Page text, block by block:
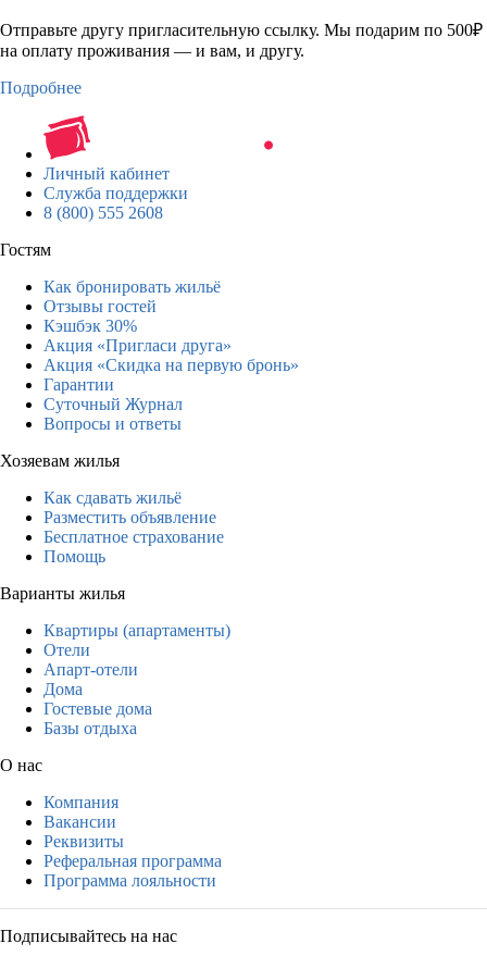
Отправьте другу пригласительную ссылку. Мы подарим по 500₽
на оплату проживания — и вам, и другу.
Подробнее
Личный кабинет
Служба поддержки
8 (800) 555 2608
Гостям
Как бронировать жильё
Отзывы гостей
Кэшбэк 30%
Акция «Пригласи друга»
Акция «Скидка на первую бронь»
Гарантии
Суточный Журнал
Вопросы и ответы
Хозяевам жилья
Как сдавать жильё
Разместить объявление
Бесплатное страхование
Помощь
Варианты жилья
Квартиры (апартаменты)
Отели
Апарт-отели
Дома
Гостевые дома
Базы отдыха
О нас
Компания
Вакансии
Реквизиты
Реферальная программа
Программа лояльности
Подписывайтесь на нас